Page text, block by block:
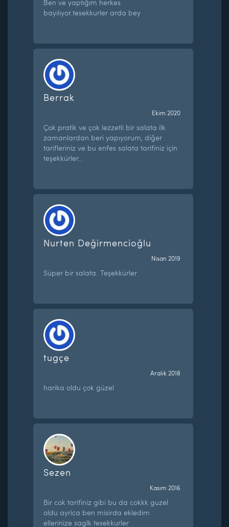
Ben ve yaptığım herkes
bayılıyor.tesekkurler arda bey
Berrak
Ekim 2020
Çok pratik ve çok lezzetli bir salata ilk
zamanlardan beri yapıyorum, diğer
tarifleriniz ve bu enfes salata tarifiniz için
teşekkürler..
Nurten Değirmencioğlu
Nisan 2019
Süper bir salata. Teşekkürler
tugçe
Aralık 2018
harika oldu çok güzel
Sezen
Kasım 2016
Bir cok tarifiniz gibi bu da cokkk guzel
oldu ayrica ben misirda ekledim
ellerinize saglk tesekkurler